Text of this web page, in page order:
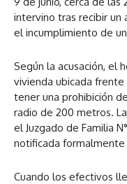
intervino tras recibir
el incumplimiento de
Según la acusación, el
vivienda ubicada
tener una prohibición
radio de 200 metros.
el Juzgado de Familia
notificada formalmente
Cuando los efectivos